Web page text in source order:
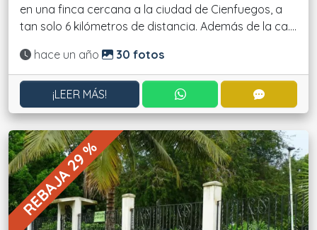
en una finca cercana a la ciudad de Cienfuegos, a
tan solo 6 kilómetros de distancia. Además de la ca....
Actualizado:
hace un año 30 fotos
¡LEER MÁS! CONTACTAR POR
REBAJA 29 %